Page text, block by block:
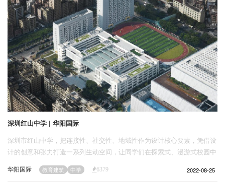
深圳红山中学 | 华阳国际
深圳市红山中学，把连接性、社交性、地域性作为设计核心要素，凭借设
计的创意和张力打造一系列生动空间，让同学们在探索式、漫游式校园中
成为更好的自己。
华阳国际 教育建筑 中学 6379 2022-08-25